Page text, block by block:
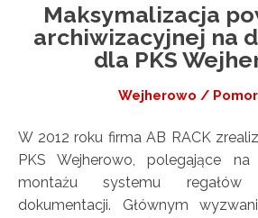
Maksymalizacja
archiwizacyjnej na
dla PKS
Wejherowo /
W 2012 roku firma AB RACK
PKS Wejherowo, polegające
montażu systemu
dokumentacji. Głównym